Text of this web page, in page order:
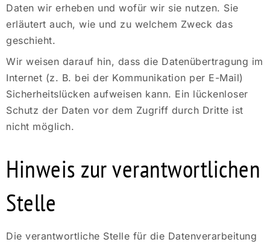
Daten wir erheben und wofür wir sie nutzen. Sie
erläutert auch, wie und zu welchem Zweck das
geschieht.
Wir weisen darauf hin, dass die Datenübertragung im
Internet (z. B. bei der Kommunikation per E-Mail)
Sicherheitslücken aufweisen kann. Ein lückenloser
Schutz der Daten vor dem Zugriff durch Dritte ist
nicht möglich.
Hinweis zur verantwortlichen
Stelle
Die verantwortliche Stelle für die Datenverarbeitung